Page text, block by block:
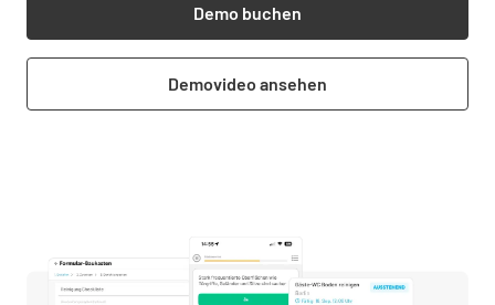
Demo buchen
Demovideo ansehen